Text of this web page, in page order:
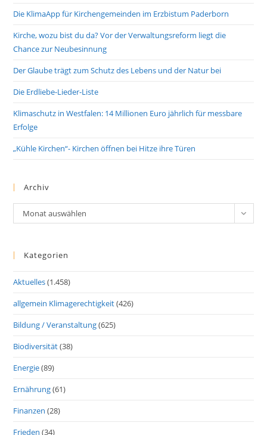
Die KlimaApp für Kirchengemeinden im Erzbistum Paderborn
Kirche, wozu bist du da? Vor der Verwaltungsreform liegt die
Chance zur Neubesinnung
Der Glaube trägt zum Schutz des Lebens und der Natur bei
Die Erdliebe-Lieder-Liste
Klimaschutz in Westfalen: 14 Millionen Euro jährlich für messbare
Erfolge
„Kühle Kirchen“- Kirchen öffnen bei Hitze ihre Türen
Archiv
Archiv
Monat auswählen
Kategorien
Aktuelles(1.458)
allgemein Klimagerechtigkeit(426)
Bildung / Veranstaltung(625)
Biodiversität(38)
Energie(89)
Ernährung(61)
Finanzen (28)
Frieden (34)